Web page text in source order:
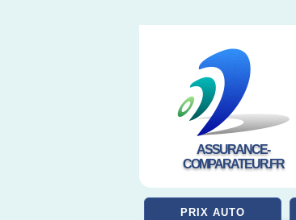
ASSURANCE-
COMPARATEUR.FR
PRIX AUTO